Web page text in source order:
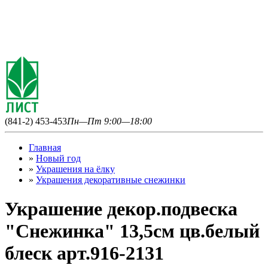
(841-2) 453-453Пн—Пт 9:00—18:00
Главная
» Новый год
» Украшения на ёлку
» Украшения декоративные снежинки
Украшение декор.подвеска
"Снежинка" 13,5см цв.белый
блеск арт.916-2131